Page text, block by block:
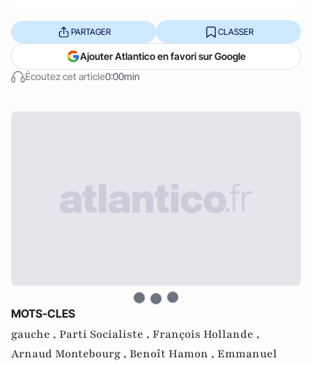
Écoutez cet article0:00min
PARTAGER CLASSER
Ajouter Atlantico en favori sur Google
MOTS-CLES
gauche , Parti Socialiste , François Hollande ,
Arnaud Montebourg , Benoît Hamon , Emmanuel